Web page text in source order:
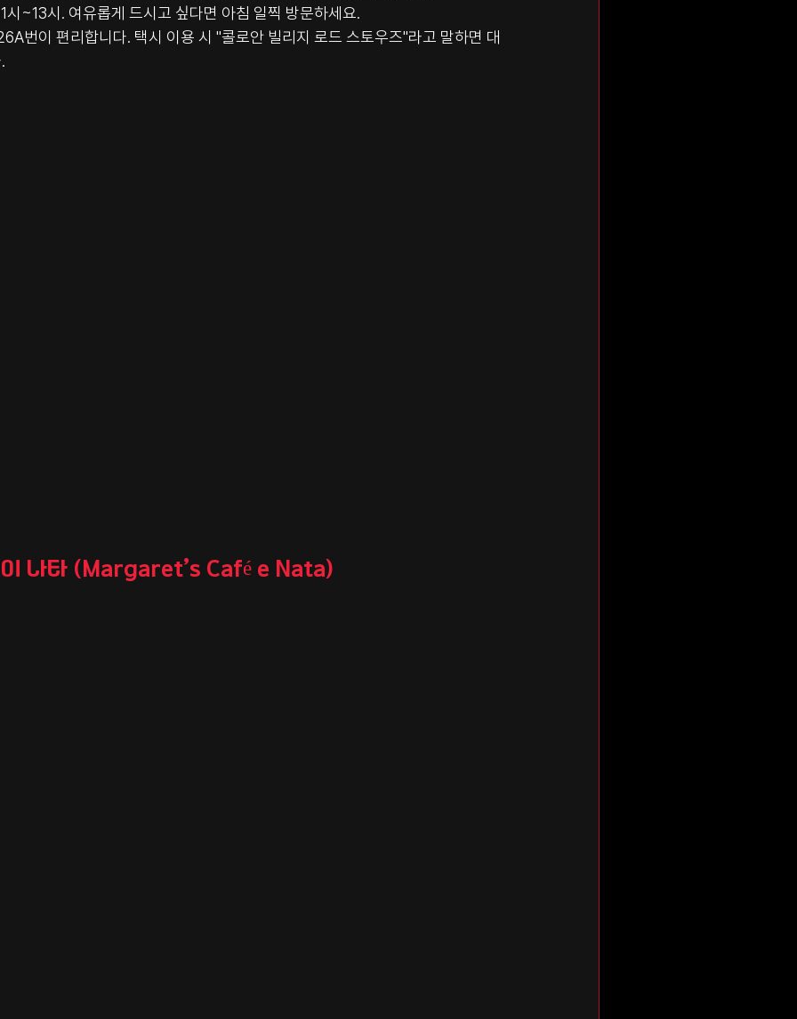
시~13시. 여유롭게 드시고 싶다면 아침 일찍 방문하세요.
번이 편리합니다. 택시 이용 시 "콜로안 빌리지 로드 스토우즈"라고 말하면 대
이 나타 (Margaret’s Café e Nata)